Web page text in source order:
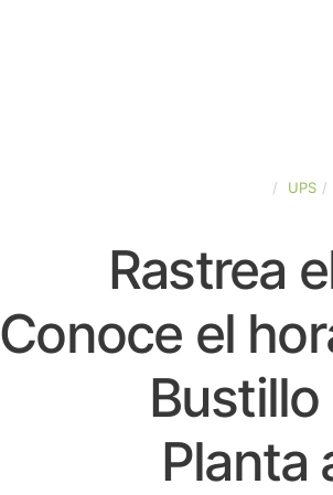
UPS
Rastrea
Conoce el
Bustillo
Planta